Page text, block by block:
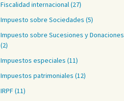
Fiscalidad internacional(27)
Impuesto sobre Sociedades (5)
Impuesto sobre Sucesiones y Donaciones
(2)
Impuestos especiales (11)
Impuestos patrimoniales (12)
IRPF(11)